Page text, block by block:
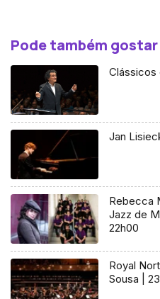
Pode também gostar
Clássicos
Jan
Rebecca
Jazz de
22h00
Royal
Sousa |